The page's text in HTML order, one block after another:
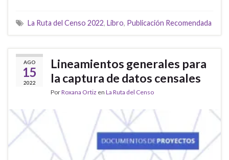
La Ruta del Censo 2022, Libro, Publicación Recomendada
AGO
15
2022
Lineamientos generales para
la captura de datos censales
PorRoxana Ortiz en La Ruta del Censo